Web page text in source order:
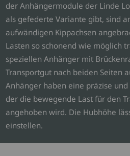
der Anhängermodule der Linde
als gefederte Variante gibt, sind
aufwändigen Kippachsen
Lasten so schonend wie möglich
speziellen Anhänger mit
Transportgut nach beiden Seiten
Anhänger haben eine präzise
der die bewegende Last für den
angehoben wird. Die Hubhöhe
einstellen.